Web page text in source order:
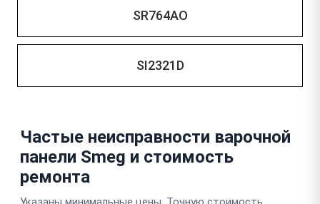
SR764AO
SI2321D
Частые неисправности варочной
панели Smeg и стоимость
ремонта